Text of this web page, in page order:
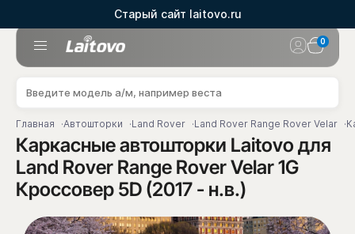
Старый сайт laitovo.ru
0
Главная Автошторки Land Rover Land Rover Range Rover Velar
Каркасные автошторки Laitovo для
Land Rover Range Rover Velar 1G
Кроссовер 5D (2017 - н.в.)